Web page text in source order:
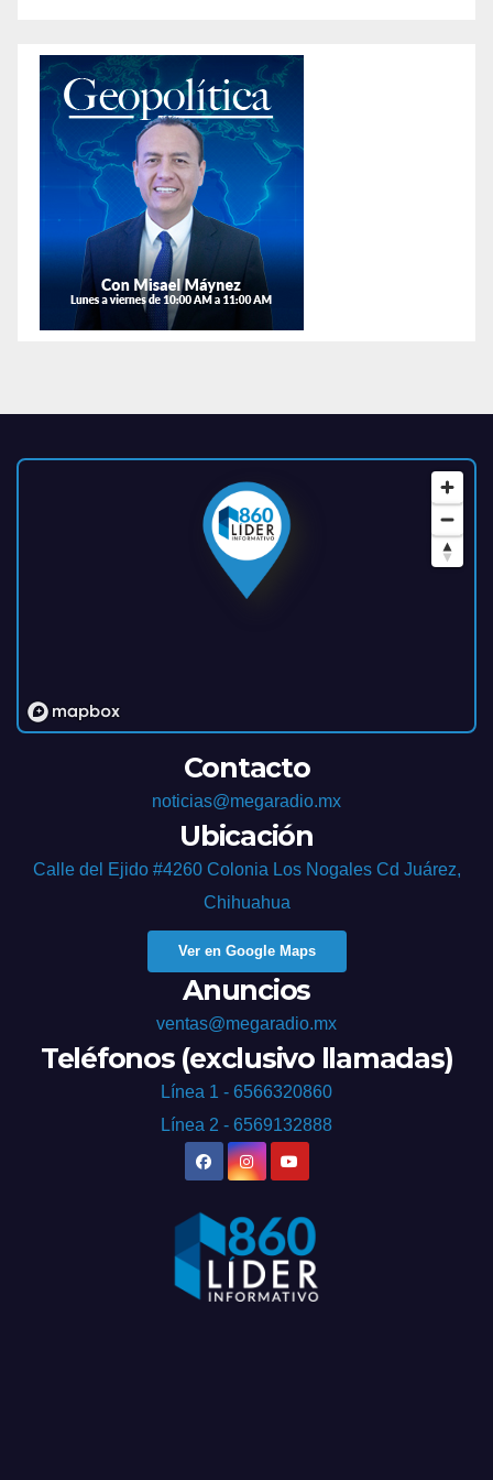
Contacto
noticias@megaradio.mx
Ubicación
Calle del Ejido #4260 Colonia Los Nogales Cd Juárez,
Chihuahua
Ver en Google Maps
Anuncios
ventas@megaradio.mx
Teléfonos (exclusivo llamadas)
Línea 1 - 6566320860
Línea 2 - 6569132888